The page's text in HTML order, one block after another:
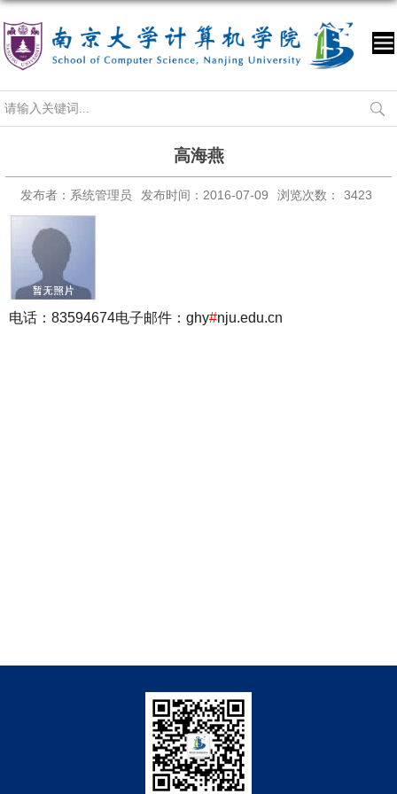
高海燕
发布者：系统管理员 发布时间：2016-07-09 浏览次数： 3423
电话：83594674电子邮件：ghy#nju.edu.cn